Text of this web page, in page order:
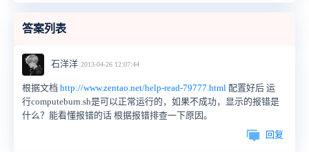
答案列表
石洋洋 2013-04-26 12:07:44
根据文档 http://www.zentao.net/help-read-79777.html 配置好后 运
行computeburn.sh是可以正常运行的，如果不成功，显示的报错是
什么？能看懂报错的话 根据报错排查一下原因。
回复